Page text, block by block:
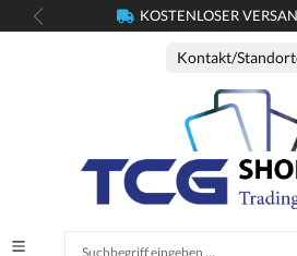
springen KOSTENLOSER
Kontakt/